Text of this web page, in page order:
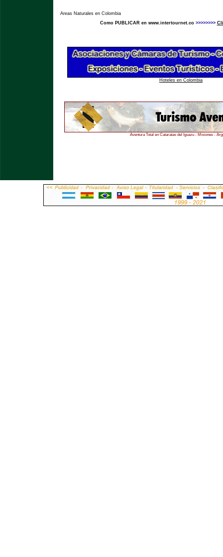
Areas Naturales en Colombia
Como PUBLICAR en www.intertournet.co >>>>>>>>
Hoteles en Colombia
Aventura Total en Cataratas del Iguazu - Misiones -